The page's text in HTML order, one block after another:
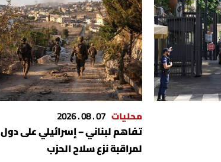
محليات 07 . 08 . 2026
تفاهم لبناني – إسرائيلي على دول
لمراقبة نزع سلاح الحزب